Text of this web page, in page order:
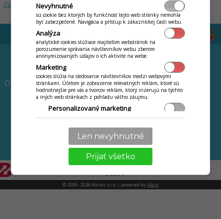
Zabudol som heslo
NÁVODY
Začíname
Online webináre - video
návody
Skladová evidencia
Obedové menu
Novinky a zmeny
PRVÉ KROKY
BLOG
Nevyhnutné
sú cookie bez ktorých by funkčnosť tejto web stránky nemohla
byť zabezpečené. Navigácia a prístup k zákazníckej časti webu.
Analýza
analytické cookies slúžiace majiteľom webstránok na
porozumenie správania návštevníkov webu zberom
anonymizovaných údajov o ich aktivite na webe.
Marketing
cookies slúžia na sledovanie návštevníkov medzi webovými
stránkami. Účelom je zobrazenie relevatných reklám, ktoré sú
hodnotnejšie pre vás a tvorcov reklám, ktorý inzerujú na týchto
a iných web stránkach z pohľadu vášho záujmu.
Personalizovaný marketing
používanie služieb a nastavení len pre vás, ako jazyk,
komunikácia textová s obchodníkom, technikom.
Len nevyhnutné
Prijať všetko
© 2009 - 2026 Abiset s.r.o. | powered by iKelp